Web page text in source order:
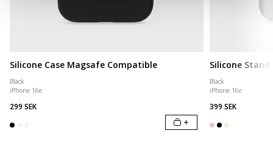
Silicone Case Magsafe Compatible
Black
iPhone 16e
299 SEK
+
Silicone Stand
Black
iPhone 16e
399 SEK